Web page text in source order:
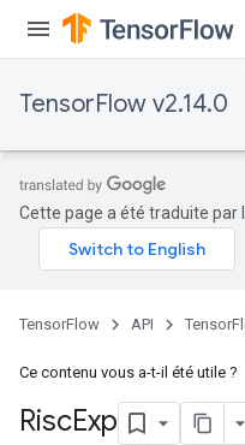
TensorFlow v2.14.0
Cette page a été traduite par
TensorFlow API
Ce contenu vous a-t-il été utile ?
RiscExp